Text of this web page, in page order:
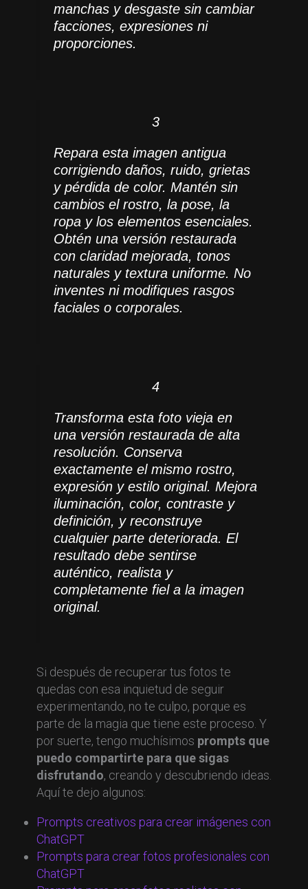
manchas y desgaste sin cambiar
facciones, expresiones ni
proporciones.
3
Repara esta imagen antigua
corrigiendo daños, ruido, grietas
y pérdida de color. Mantén sin
cambios el rostro, la pose, la
ropa y los elementos esenciales.
Obtén una versión restaurada
con claridad mejorada, tonos
naturales y textura uniforme. No
inventes ni modifiques rasgos
faciales o corporales.
4
Transforma esta foto vieja en
una versión restaurada de alta
resolución. Conserva
exactamente el mismo rostro,
expresión y estilo original. Mejora
iluminación, color, contraste y
definición, y reconstruye
cualquier parte deteriorada. El
resultado debe sentirse
auténtico, realista y
completamente fiel a la imagen
original.
Si después de recuperar tus fotos te
quedas con esa inquietud de seguir
experimentando, no te culpo, porque es
parte de la magia que tiene este proceso. Y
por suerte, tengo muchísimos prompts que
puedo compartirte para que sigas
disfrutando, creando y descubriendo ideas.
Aquí te dejo algunos:
Prompts creativos para crear imágenes con
ChatGPT
Prompts para crear fotos profesionales con
ChatGPT